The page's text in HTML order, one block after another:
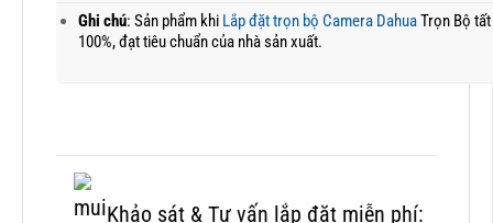
Ghi chú: Sản phẩm khi Lắp đặt trọn bộ Camera DahuaTrọn Bộ tất
100%, đạt tiêu chuẩn của nhà sản xuất.
Khảo sát & Tư vấn lắp đặt miễn phí: